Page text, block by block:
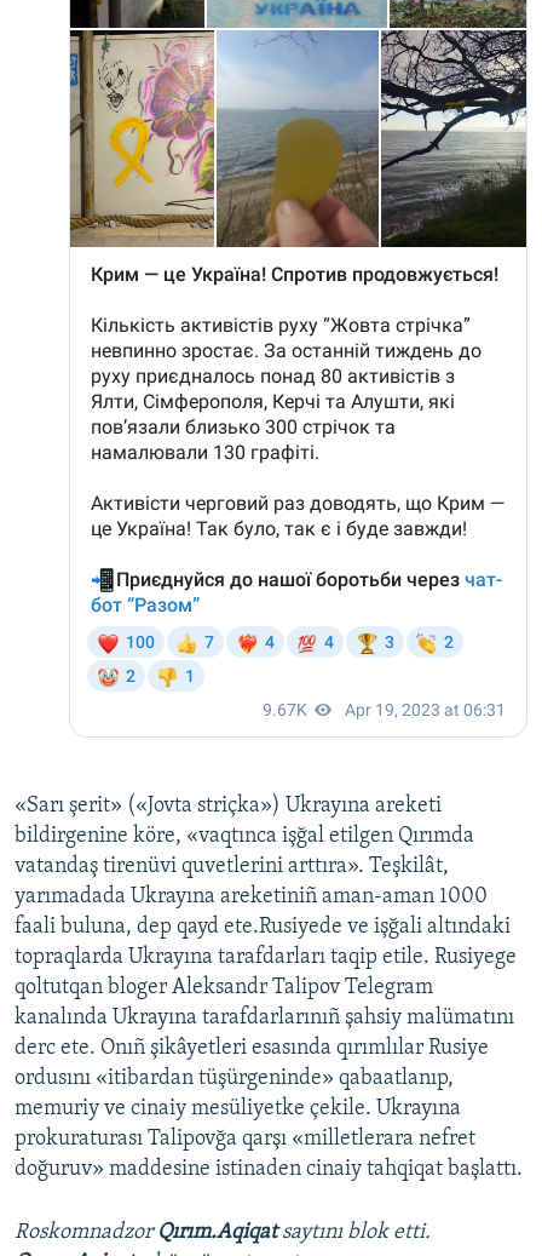
«Sarı şerit» («Jovta striçka») Ukrayına areketi
bildirgenine köre, «vaqtınca işğal etilgen Qırımda
vatandaş tirenüvi quvetlerini arttıra». Teşkilât,
yarımadada Ukrayına areketiniñ aman-aman 1000
faali buluna, dep qayd ete.Rusiyede ve işğali altındaki
topraqlarda Ukrayına tarafdarları taqip etile. Rusiyege
qoltutqan bloger Aleksandr Talipov Telegram
kanalında Ukrayına tarafdarlarınıñ şahsiy malümatını
derc ete. Onıñ şikâyetleri esasında qırımlılar Rusiye
ordusını «itibardan tüşürgeninde» qabaatlanıp,
memuriy ve cinaiy mesüliyetke çekile. Ukrayına
prokuraturası Talipovğa qarşı «milletlerara nefret
doğuruv» maddesine istinaden cinaiy tahqiqat başlattı.
Roskomnadzor Qırım.Aqiqatsaytını blok etti.